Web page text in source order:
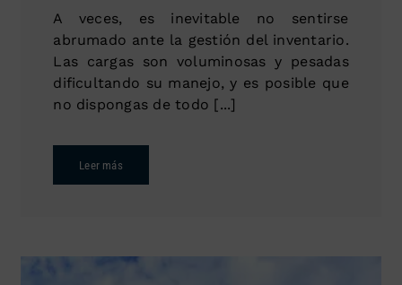
A veces, es inevitable no sentirse
abrumado ante la gestión del inventario.
Las cargas son voluminosas y pesadas
dificultando su manejo, y es posible que
no dispongas de todo [...]
Leer más